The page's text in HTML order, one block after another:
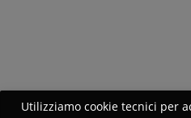
Utilizziamo cookie tecnici per